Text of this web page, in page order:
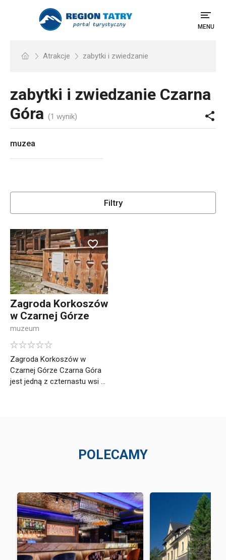
MENU
Atrakcje zabytki i zwiedzanie
zabytki i zwiedzanie Czarna
Góra (1 wynik)
muzea
Filtry
Zagroda Korkoszów
w Czarnej Górze
muzeum
Zagroda Korkoszów w
Czarnej Górze Czarna Góra
jest jedną z czternastu wsi ...
POLECAMY